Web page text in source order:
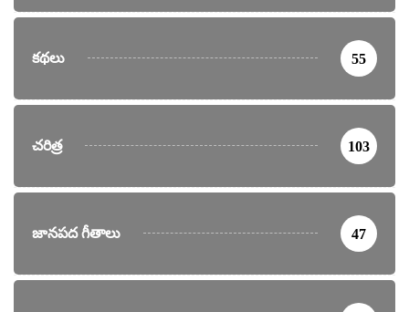
కథలు 55
చరిత్ర 103
జానపద గీతాలు 47